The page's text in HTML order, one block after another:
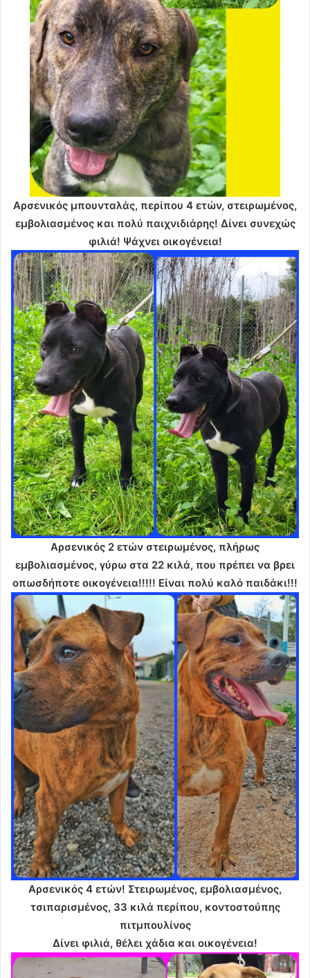
Αρσενικός μπουνταλάς, περίπου 4 ετών, στειρωμένος,
εμβολιασμένος και πολύ παιχνιδιάρης! Δίνει συνεχώς
φιλιά! Ψάχνει οικογένεια!
Αρσενικός 2 ετών στειρωμένος, πλήρως
εμβολιασμένος, γύρω στα 22 κιλά, που πρέπει να βρει
οπωσδήποτε οικογένεια!!!!! Είναι πολύ καλό παιδάκι!!!
Αρσενικός 4 ετών! Στειρωμένος, εμβολιασμένος,
τσιπαρισμένος, 33 κιλά περίπου, κοντοστούπης
πιτμπουλίνος
Δίνει φιλιά, θέλει χάδια και οικογένεια!